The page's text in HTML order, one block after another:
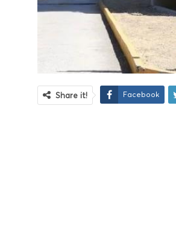
Share it! Facebook